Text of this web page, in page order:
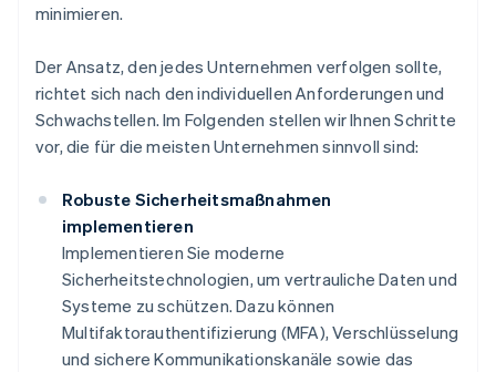
minimieren.
Der Ansatz, den jedes Unternehmen verfolgen sollte,
richtet sich nach den individuellen Anforderungen und
Schwachstellen. Im Folgenden stellen wir Ihnen Schritte
vor, die für die meisten Unternehmen sinnvoll sind:
Robuste Sicherheitsmaßnahmen
implementieren
Implementieren Sie moderne
Sicherheitstechnologien, um vertrauliche Daten und
Systeme zu schützen. Dazu können
Multifaktorauthentifizierung (MFA), Verschlüsselung
und sichere Kommunikationskanäle sowie das